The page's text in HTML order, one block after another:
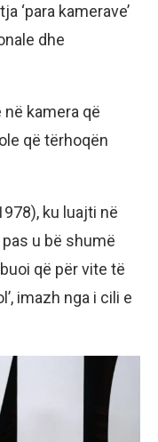
‘para kamerave’
dhe
kamera që
që tërhoqën
ku luajti në
u bë shumë
që për vite të
imazh nga i cili e